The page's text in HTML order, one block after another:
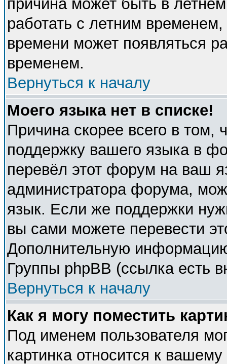
причина может быть в
работать с летним временем,
времени может появляться
временем.
Вернуться к началу
Моего языка нет в списке!
Причина скорее всего в том,
поддержку вашего языка в
перевёл этот форум на ваш
администратора форума,
язык. Если же поддержки
вы сами можете перевести
Дополнительную
Группы phpBB (ссылка есть
Вернуться к началу
Как я могу поместить
Под именем пользователя
картинка относится к